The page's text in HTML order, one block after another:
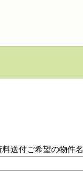
料送付ご希望の物件